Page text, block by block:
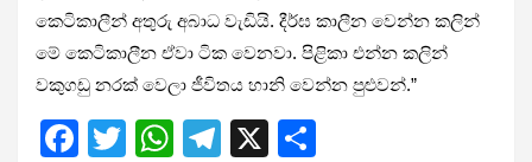
කෙටිකාලීන් අතුරු අබාධ වැඩියි. දීර්ඝ කාලීන වෙන්න කලින්
මේ කෙටිකාලීන ඒවා ටික වෙනවා. පිළිකා එන්න කලින්
වකුගඩු නරක් වෙලා ජීවිතය හානි වෙන්න පුළුවන්.”
F
T
W T
X